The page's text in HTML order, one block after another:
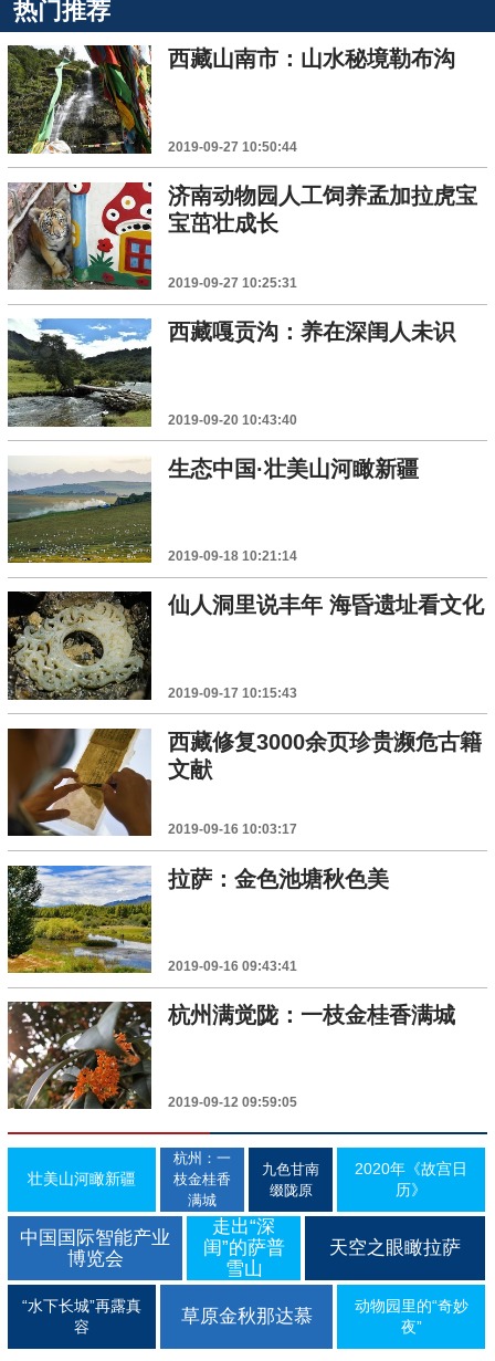
热门推荐
西藏山南市：山水秘境勒布沟
2019-09-27 10:50:44
济南动物园人工饲养孟加拉虎宝
宝茁壮成长
2019-09-27 10:25:31
西藏嘎贡沟：养在深闺人未识
2019-09-20 10:43:40
生态中国·壮美山河瞰新疆
2019-09-18 10:21:14
仙人洞里说丰年 海昏遗址看文化
2019-09-17 10:15:43
西藏修复3000余页珍贵濒危古籍
文献
2019-09-16 10:03:17
拉萨：金色池塘秋色美
2019-09-16 09:43:41
杭州满觉陇：一枝金桂香满城
2019-09-12 09:59:05
壮美山河瞰新疆
杭州：一
枝金桂香
满城
九色甘南
缀陇原
2020年《故宫日
历》
中国国际智能产业
博览会
走出“深
闺”的萨普
雪山
天空之眼瞰拉萨
“水下长城”再露真
容
草原金秋那达慕
动物园里的“奇妙
夜”